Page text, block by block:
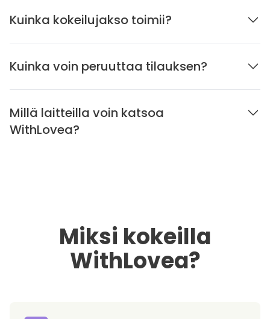
Kuinka kokeilujakso toimii?
Kuinka voin peruuttaa tilauksen?
Millä laitteilla voin katsoa
WithLovea?
Miksi kokeilla
WithLovea?